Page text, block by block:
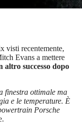
visti recentemente,
Evans a mettere
successo dopo
finestra ottimale ma
e le temperature. È
Porsche